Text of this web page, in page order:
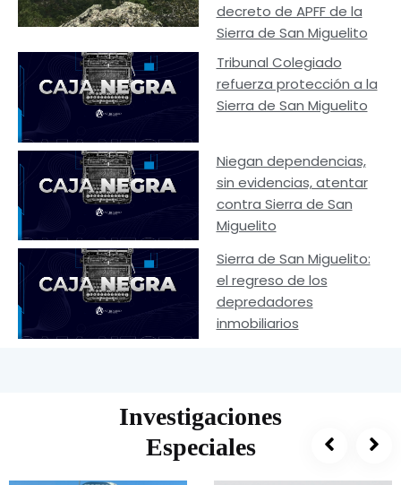
decreto de APFF de la
Sierra de San Miguelito
Tribunal Colegiado
refuerza protección a la
Sierra de San Miguelito
Niegan dependencias,
sin evidencias, atentar
contra Sierra de San
Miguelito
Sierra de San Miguelito:
el regreso de los
depredadores
inmobiliarios
Investigaciones
Especiales